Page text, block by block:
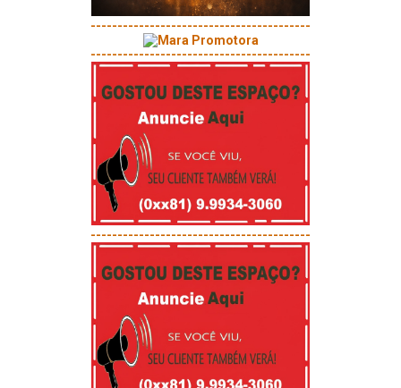
-----------------------------------------
-----------------------------------------
-----------------------------------------